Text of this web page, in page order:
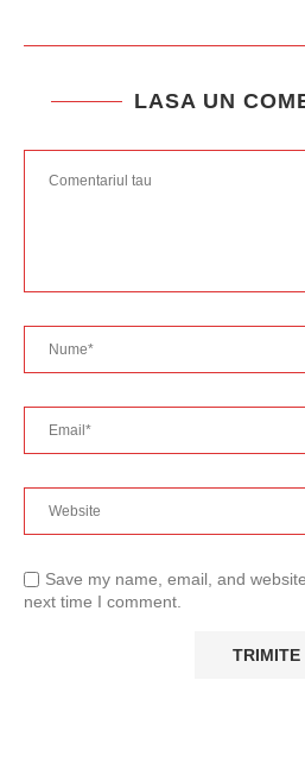
LASA UN
Save my name, email, and
next time I comment.